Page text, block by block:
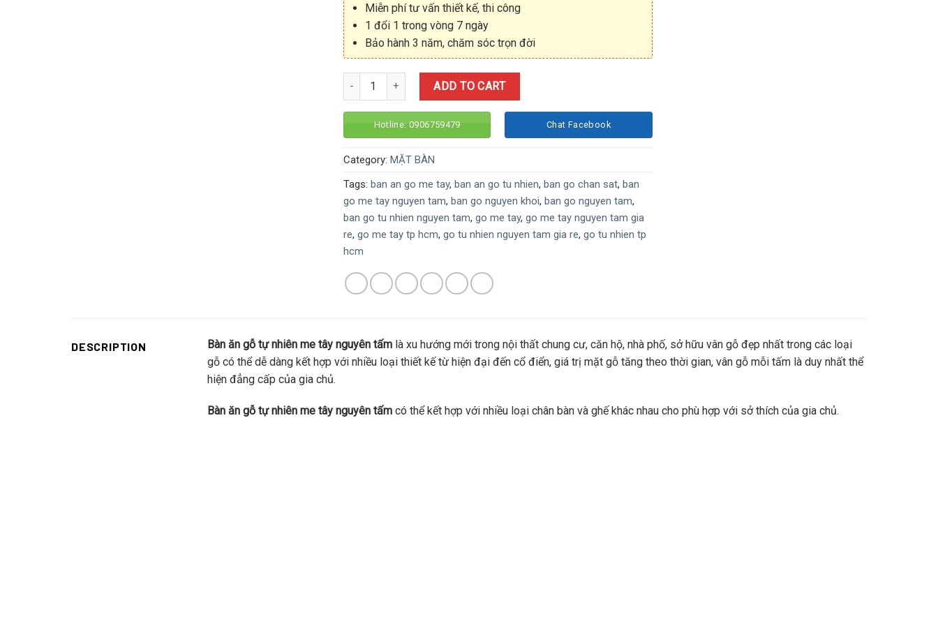
Miễn phí tư vấn thiết kế, thi công
1 đổi 1 trong vòng 7 ngày
Bảo hành 3 năm, chăm sóc trọn đời
Quantity ADD TO CART
Hotline: 0906759479 Chat Facebook
Category: MẶT BÀN
Tags: ban an go me tay, ban an go tu nhien, ban go chan sat, ban
go me tay nguyen tam, ban go nguyen khoi, ban go nguyen tam,
ban go tu nhien nguyen tam, go me tay, go me tay nguyen tam gia
re, go me tay tp hcm, go tu nhien nguyen tam gia re, go tu nhien tp
hcm
DESCRIPTION Bàn ăn gỗ tự nhiên me tây nguyên tấm là xu hướng mới trong nội thất chung cư, căn hộ, nhà phố, sở hữu vân gỗ đẹp nhất trong các loại
gỗ có thể dễ dàng kết hợp với nhiều loại thiết kế từ hiện đại đến cổ điển, giá trị mặt gỗ tăng theo thời gian, vân gỗ mỗi tấm là duy nhất thể
hiện đẳng cấp của gia chủ.
Bàn ăn gỗ tự nhiên me tây nguyên tấm có thể kết hợp với nhiều loại chân bàn và ghế khác nhau cho phù hợp với sở thích của gia chủ.